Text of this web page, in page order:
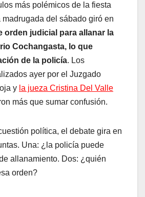
más polémicos de la fiesta
del sábado giró en
orden judicial para allanar la
Cochangasta, lo que
de la policía. Los
ayer por el Juzgado
y la jueza Cristina Del Valle
más que sumar confusión.
política, el debate gira en
Una: ¿la policía puede
allanamiento. Dos: ¿quién
orden?